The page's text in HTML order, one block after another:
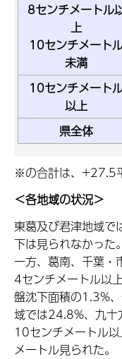
8センチメートル
上
10センチメート
未満
10センチメート
以上
県全体
※の合計は、+27.5
＜各地域の状況＞
東葛及び君津地域で
下は見られなかった。
一方、葛南、千葉・
4センチメートル以
盤沈下面積の1.3%
域では24.8%、九十
10センチメートル
メートル見られた。